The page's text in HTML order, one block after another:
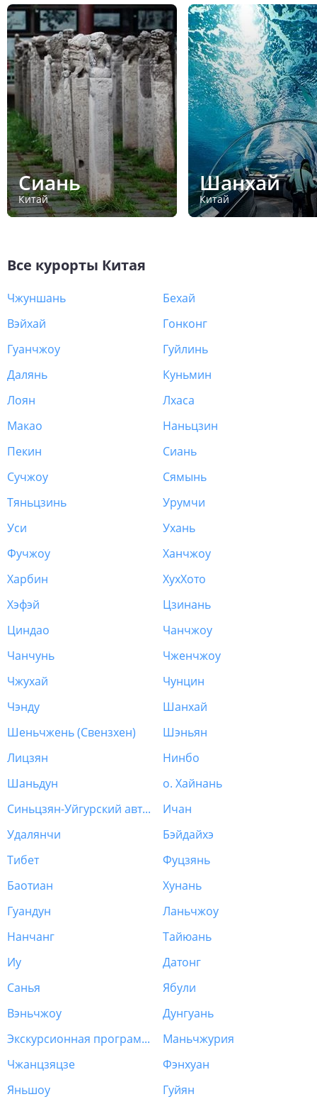
Сиань
Китай
Шанхай
Китай
Все курорты Китая
Чжуншань
Бехай
Вэйхай
Гонконг
Гуанчжоу
Гуйлинь
Далянь
Куньмин
Лоян
Лхаса
Макао
Наньцзин
Пекин
Сиань
Сучжоу
Сямынь
Тяньцзинь
Урумчи
Уси
Ухань
Фучжоу
Ханчжоу
Харбин
ХухХото
Хэфэй
Цзинань
Циндао
Чанчжоу
Чанчунь
Чженчжоу
Чжухай
Чунцин
Чэнду
Шанхай
Шеньчжень (Свензхен)
Шэньян
Лицзян
Нинбо
Шаньдун
о. Хайнань
Синьцзян-Уйгурский автономный район (Урумчи)
Ичан
Удалянчи
Бэйдайхэ
Тибет
Фуцзянь
Баотиан
Хунань
Гуандун
Ланьчжоу
Нанчанг
Тайюань
Иу
Датонг
Санья
Ябули
Вэньчжоу
Дунгуань
Экскурсионная программа Китай
Маньчжурия
Чжанцзяцзе
Фэнхуан
Яньшоу
Гуйян